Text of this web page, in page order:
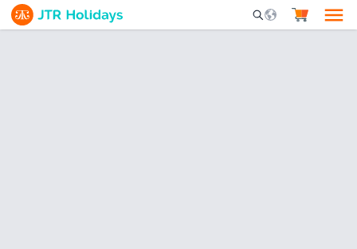
Mobile Search